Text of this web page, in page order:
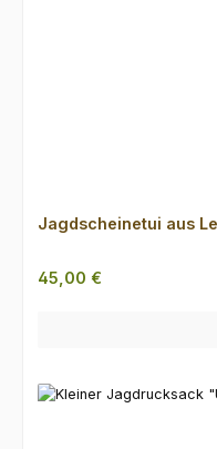
Jagdscheinetui aus
Regulärer Preis:
45,00 €